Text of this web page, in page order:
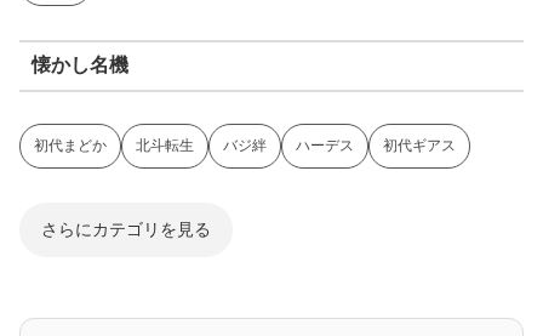
懐かし名機
初代まどか 北斗転生 バジ絆 ハーデス 初代ギアス
さらにカテゴリを見る